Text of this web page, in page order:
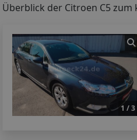
Überblick der Citroen C5 zum
1 / 3